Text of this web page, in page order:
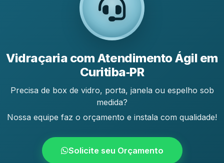
Vidraçaria com Atendimento Ágil em
Curitiba‑PR
Precisa de box de vidro, porta, janela ou espelho sob
medida?
Nossa equipe faz o orçamento e instala com qualidade!
Solicite seu Orçamento